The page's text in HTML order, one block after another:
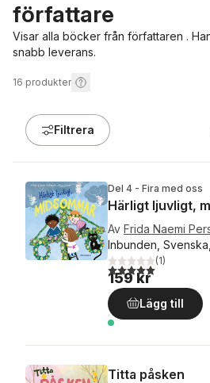
författare
Visar alla böcker från författaren .
snabb leverans.
16 produkter
Filtrera
Del 4 - Fira med oss
Härligt ljuvligt,
Av Frida Naemi
Inbunden,
5,0utav 5 stjärnor.
(1)
159 kr
Lägg till
Titta påsken